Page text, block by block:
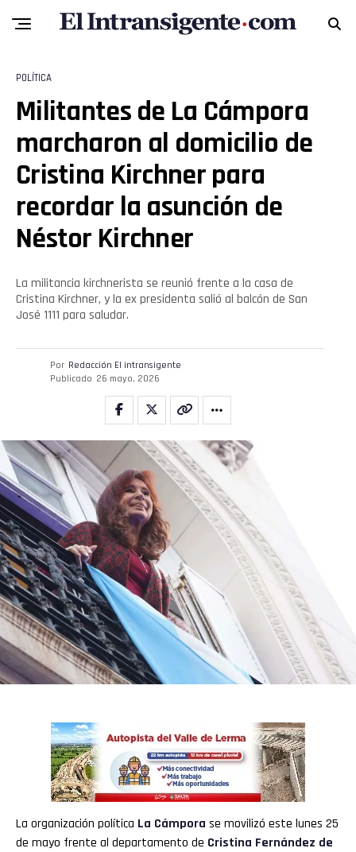
POLÍTICA
Militantes de La Cámpora
marcharon al domicilio de
Cristina Kirchner para
recordar la asunción de
Néstor Kirchner
La militancia kirchnerista se reunió frente a la casa de
Cristina Kirchner, y la ex presidenta salió al balcón de San
José 1111 para saludar.
Por Redacción El intransigente
Publicado 26 mayo, 2026
La organización política La Cámpora se movilizó este lunes 25
de mayo frente al departamento de Cristina Fernández de